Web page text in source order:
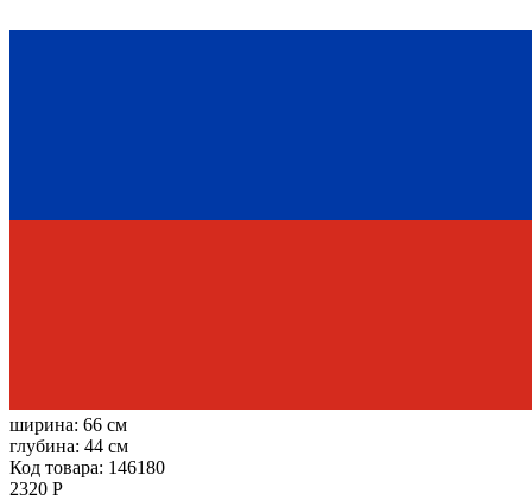
ширина: 66 см
глубина: 44 см
Код товара: 146180
2320 Р